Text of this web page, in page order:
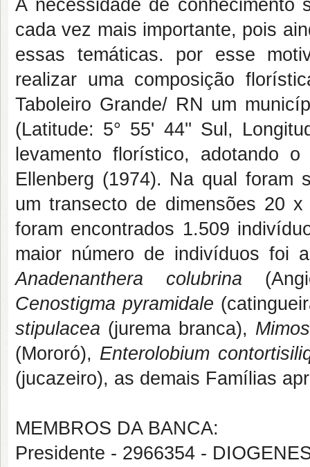
A necessidade de
cada vez mais importante, pois
essas temáticas. por esse
realizar uma composição
Taboleiro Grande/ RN um
(Latitude: 5° 55' 44'' Sul,
levamento florístico, adotando
Ellenberg (1974). Na qual foram
um transecto de dimensões 20
foram encontrados 1.509
maior número de indivíduos foi
Anadenanthera colubrina
Cenostigma pyramidale
stipulacea (jurema branca),
(Mororó), Enterolobium
(jucazeiro), as demais Famílias
MEMBROS DA BANCA:
Presidente - 2966354 -